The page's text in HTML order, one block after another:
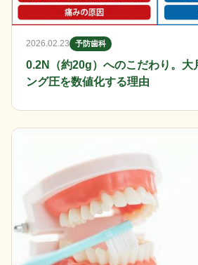
2026.02.23 予防歯科
0.2N（約20g）へのこだわり。大
ング圧を数値化する理由